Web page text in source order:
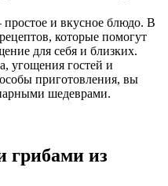
и вкусное блюдо. В
которые помогут
для себя и близких.
угощения гостей и
приготовления, вы
шедеврами.
грибами из